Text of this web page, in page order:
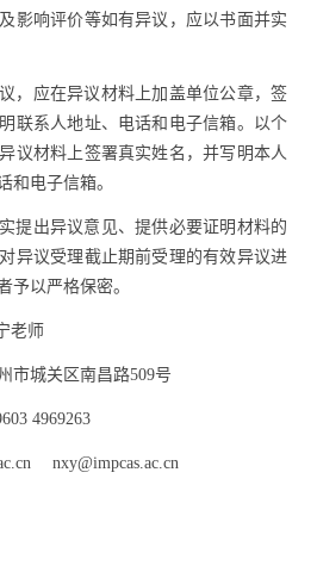
影响评价等如有异议，应以书面并实
，应在异议材料上加盖单位公章，签
联系人地址、电话和电子信箱。以个
议材料上签署真实姓名，并写明本人
和电子信箱。
提出异议意见、提供必要证明材料的
异议受理截止期前受理的有效异议进
予以严格保密。
老师
市城关区南昌路509号
4969263
nxy@impcas.ac.cn